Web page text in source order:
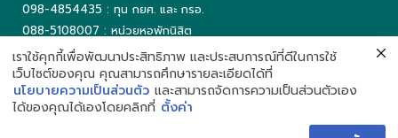
098-4854435 : ทุน กยศ. และ กรอ.
088-5108007 : หน่วยหอพักนิสิต
042-725042 ต่อ 5503 : งานเทคโนโลยีสารสนเทศ
042-725093 : ห้องสมุด
เราใช้คุกกี้เพื่อพัฒนาประสิทธิภาพ และประสบการณ์ที่ดีในการใช้
เว็บไซต์ของคุณ คุณสามารถศึกษารายละเอียดได้ที่
นโยบายความเป็นส่วนตัว และสามารถจัดการความเป็นส่วนตัวเอง
ได้ของคุณได้เองโดยคลิกที่ ตั้งค่า